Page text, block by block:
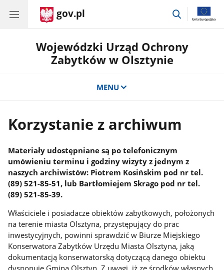
gov.pl
przejdź
Wojewódzki Urząd Ochrony
Zabytków w Olsztynie
MENU
Korzystanie z archiwum
Materiały udostępniane są po telefonicznym
umówieniu terminu i godziny wizyty z jednym z
naszych archiwistów: Piotrem Kosińskim pod nr tel.
(89) 521-85-51, lub Bartłomiejem Skrago pod nr tel.
(89) 521-85-39.
Właściciele i posiadacze obiektów zabytkowych, położonych
na terenie miasta Olsztyna, przystępujący do prac
inwestycyjnych, powinni sprawdzić w Biurze Miejskiego
Konserwatora Zabytków Urzędu Miasta Olsztyna, jaką
dokumentacją konserwatorską dotyczącą danego obiektu
dysponuje Gmina Olsztyn. Z uwagi, iż ze środków własnych